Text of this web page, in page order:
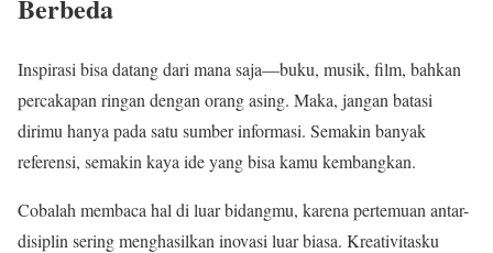
Berbeda
Inspirasi bisa datang dari mana saja—buku, musik, film, bahkan
percakapan ringan dengan orang asing. Maka, jangan batasi
dirimu hanya pada satu sumber informasi. Semakin banyak
referensi, semakin kaya ide yang bisa kamu kembangkan.
Cobalah membaca hal di luar bidangmu, karena pertemuan antar-
disiplin sering menghasilkan inovasi luar biasa. Kreativitasku